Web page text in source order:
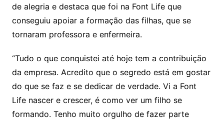
de alegria e destaca que foi na Font Life que
conseguiu apoiar a formação das filhas, que se
tornaram professora e enfermeira.
“Tudo o que conquistei até hoje tem a contribuição
da empresa. Acredito que o segredo está em gostar
do que se faz e se dedicar de verdade. Vi a Font
Life nascer e crescer, é como ver um filho se
formando. Tenho muito orgulho de fazer parte